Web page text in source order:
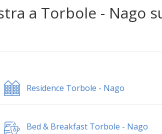
a Torbole - Nago
Residence Torbole - Nago
Bed & Breakfast Torbole - Nago